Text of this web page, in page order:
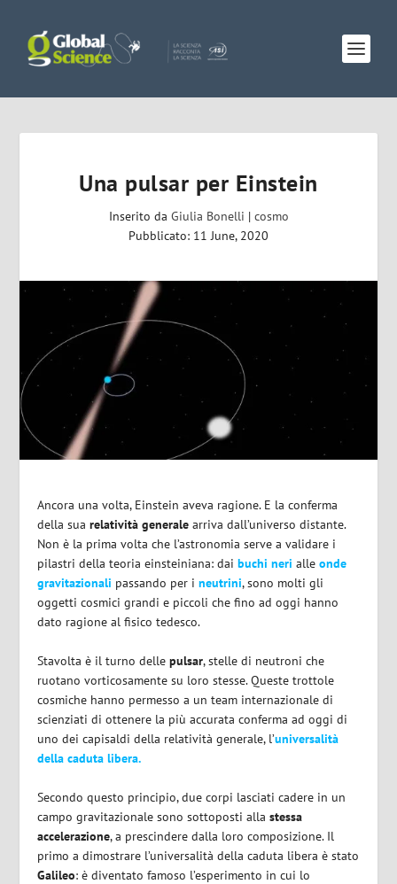
Una pulsar per Einstein
Inserito da Giulia Bonelli | cosmo
Pubblicato: 11 June, 2020
Ancora una volta, Einstein aveva ragione. E la conferma
della suarelatività generale arriva dall’universo distante.
Non è la prima volta che l’astronomia serve a validare i
pilastri della teoria einsteiniana: daibuchi neri alleonde
gravitazionali passando per ineutrini, sono molti gli
oggetti cosmici grandi e piccoli che fino ad oggi hanno
dato ragione al fisico tedesco.
Stavolta è il turno dellepulsar, stelle di neutroni che
ruotano vorticosamente su loro stesse. Queste trottole
cosmiche hanno permesso a un team internazionale di
scienziati di ottenere la più accurata conferma ad oggi di
uno dei capisaldi della relatività generale, l’universalità
della caduta libera.
Secondo questo principio, due corpi lasciati cadere in un
campo gravitazionale sono sottoposti allastessa
accelerazione, a prescindere dalla loro composizione. Il
primo a dimostrare l’universalità della caduta libera è stato
Galileo: è diventato famoso l’esperimento in cui lo